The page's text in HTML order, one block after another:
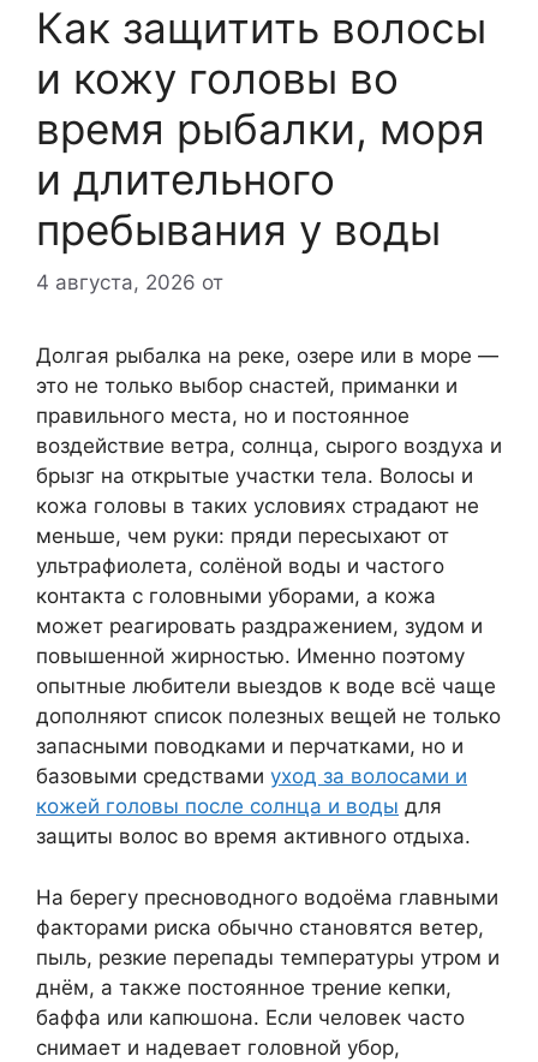
Как защитить волосы
и кожу головы во
время рыбалки, моря
и длительного
пребывания у воды
4 августа, 2026 от
Долгая рыбалка на реке, озере или в море —
это не только выбор снастей, приманки и
правильного места, но и постоянное
воздействие ветра, солнца, сырого воздуха и
брызг на открытые участки тела. Волосы и
кожа головы в таких условиях страдают не
меньше, чем руки: пряди пересыхают от
ультрафиолета, солёной воды и частого
контакта с головными уборами, а кожа
может реагировать раздражением, зудом и
повышенной жирностью. Именно поэтому
опытные любители выездов к воде всё чаще
дополняют список полезных вещей не только
запасными поводками и перчатками, но и
базовыми средствами уход за волосами и
кожей головы после солнца и воды для
защиты волос во время активного отдыха.
На берегу пресноводного водоёма главными
факторами риска обычно становятся ветер,
пыль, резкие перепады температуры утром и
днём, а также постоянное трение кепки,
баффа или капюшона. Если человек часто
снимает и надевает головной убор,